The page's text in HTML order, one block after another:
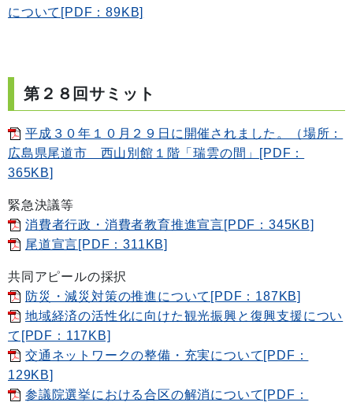
について[PDF：89KB]
第２８ 回サミット
平成３０年１０月２９日に開催されました。（場所：
広島県尾道市 西山別館１階「瑞雲の間」[PDF：
365KB]
緊急決議等
消費者行政・消費者教育推進宣言[PDF：345KB]
尾道宣言[PDF：311KB]
共同アピールの採択
防災・減災対策の推進について[PDF：187KB]
地域経済の活性化に向けた観光振興と復興支援につい
て[PDF：117KB]
交通ネットワークの整備・充実について[PDF：
129KB]
参議院選挙における合区の解消について[PDF：